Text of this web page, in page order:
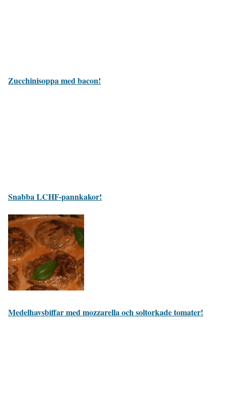
Zucchinisoppa med bacon!
Snabba LCHF-pannkakor!
Medelhavsbiffar med mozzarella och soltorkade tomater!